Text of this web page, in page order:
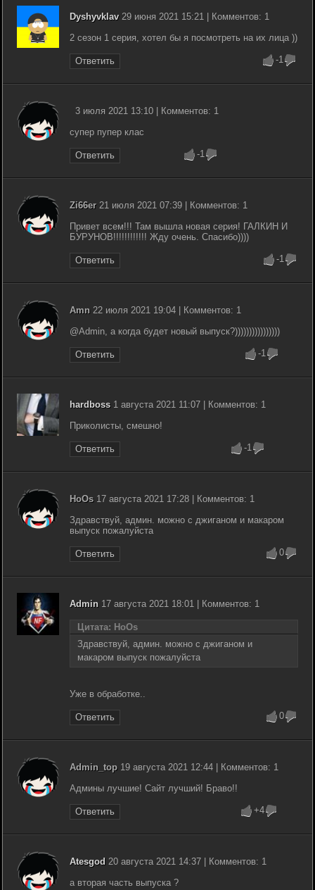
Dyshyvklav29 июня 2021 15:21 | Комментов: 1
2 сезон 1 серия, хотел бы я посмотреть на их лица ))
Ответить -1
3 июля 2021 13:10 | Комментов: 1
супер пупер клас
Ответить -1
Zi66er21 июля 2021 07:39 | Комментов: 1
Привет всем!!! Там вышла новая серия! ГАЛКИН И
БУРУНОВ!!!!!!!!!!!! Жду очень. Спасибо))))
Ответить -1
Amn 22 июля 2021 19:04 | Комментов: 1
@Admin, а когда будет новый выпуск?))))))))))))))))
Ответить -1
hardboss1 августа 2021 11:07 | Комментов: 1
Приколисты, смешно!
Ответить -1
HoOs17 августа 2021 17:28 | Комментов: 1
Здравствуй, админ. можно с джиганом и макаром
выпуск пожалуйста
Ответить 0
Admin 17 августа 2021 18:01 | Комментов: 1
Цитата: HoOs
Здравствуй, админ. можно с джиганом и
макаром выпуск пожалуйста
Уже в обработке..
Ответить 0
Admin_top 19 августа 2021 12:44 | Комментов: 1
Админы лучшие! Сайт лучший! Браво!!
Ответить +4
Atesgod 20 августа 2021 14:37 | Комментов: 1
а вторая часть выпуска ?